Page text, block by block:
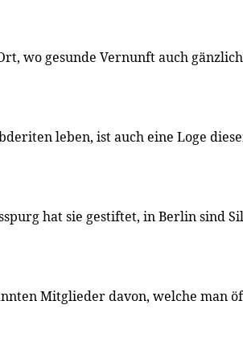
wo gesunde Vernunft auch
leben, ist auch eine Loge
hat sie gestiftet, in Berlin sind
Mitglieder davon, welche man